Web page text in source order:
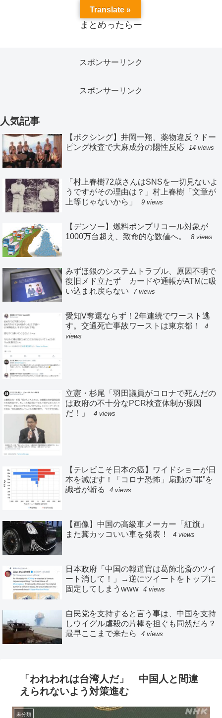
まとめったらー
スポンサーリンク
スポンサーリンク
人気記事
【ボクシング】井岡一翔、薬物違反？ドー
ピング検査で大麻成分の陽性反応
14 views
「村上春樹72歳さんはSNSを一切見ないよ
うですがその理由は？」村上春樹「文章が
上等じゃないから」
9 views
【デンソー】燃料ポンプリコール対象が
1000万台超え、致命的な数値へ。
8 views
みずほ銀のシステムトラブル、原因不明で
復旧メド立たず カードや通帳がATMに吸
い込まれ戻らない
7 views
愛知V奪還ならず！2年連続でワースト逃
す。交通死亡事故ワーストは東京都！
4
views
立憲・杉尾「羽田議員がコロナで死んだの
は政府の不十分なPCR検査体制が原因
だ！」
4 views
【テレビこそ日本の癌】ワイドショーが日
本を滅ぼす！「コロナ恐怖」扇動の”罪”を
識者が斬る
4 views
【画像】中国の高級車メーカー「紅旗」
また糞カッコいい車を発表！
4 views
日本政府「中国の報道官は葛飾北斎のツイ
ート消して！」→逆にツイートをトップに
固定してしまうwww 4 views
自民党を支持すると言う事は、中国を支持
しウイグル虐殺の片棒を担ぐも同然だろ？
最早ここまで来たら
4 views
「われわれは台湾人だ」 中国人と間違
えられないよう対策進む
未分類
Translate »